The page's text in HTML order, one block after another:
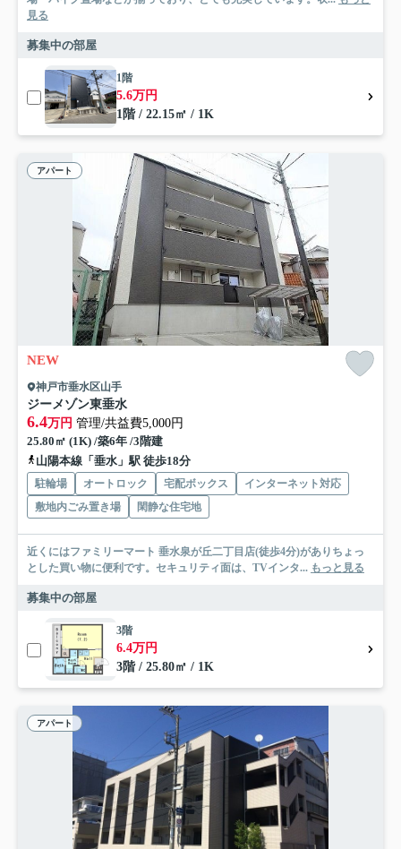
見る
募集中の部屋
1階
5.6万円
1階 / 22.15㎡ / 1K
アパート
NEW
神戸市垂水区山手
ジーメゾン東垂水
6.4万円 管理/共益費5,000円
25.80㎡ (1K) /築6年 /3階建
山陽本線「垂水」駅 徒歩18分
駐輪場 オートロック 宅配ボックス
インターネット対応
敷地内ごみ置き場
閑静な住宅地
近くにはファミリーマート 垂水泉が丘二丁目店(徒歩4分)がありちょっ
とした買い物に便利です。セキュリティ面は、TVインタ... もっと見る
募集中の部屋
3階
6.4万円
3階 / 25.80㎡ / 1K
アパート